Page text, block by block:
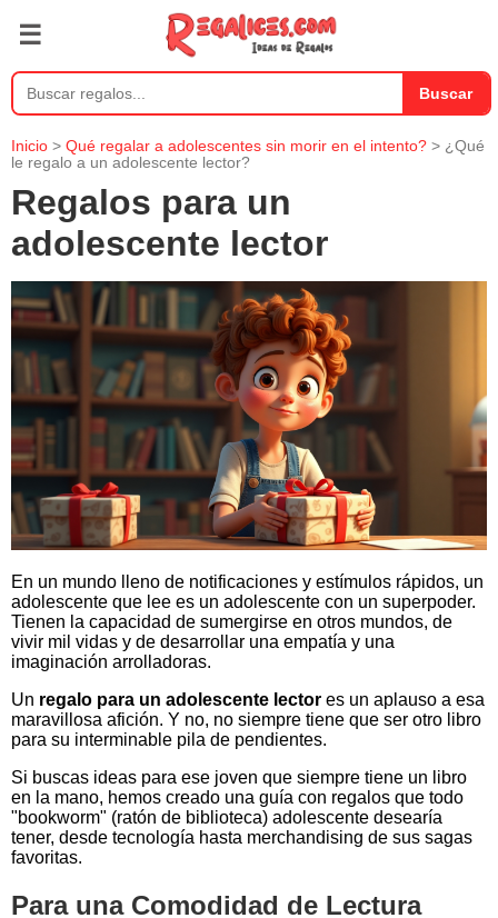
☰
Buscar
Inicio > Qué regalar a adolescentes sin morir en el intento? > ¿Qué
le regalo a un adolescente lector?
Regalos para un
adolescente lector
En un mundo lleno de notificaciones y estímulos rápidos, un
adolescente que lee es un adolescente con un superpoder.
Tienen la capacidad de sumergirse en otros mundos, de
vivir mil vidas y de desarrollar una empatía y una
imaginación arrolladoras.
Un regalo para un adolescente lector es un aplauso a esa
maravillosa afición. Y no, no siempre tiene que ser otro libro
para su interminable pila de pendientes.
Si buscas ideas para ese joven que siempre tiene un libro
en la mano, hemos creado una guía con regalos que todo
"bookworm" (ratón de biblioteca) adolescente desearía
tener, desde tecnología hasta merchandising de sus sagas
favoritas.
Para una Comodidad de Lectura